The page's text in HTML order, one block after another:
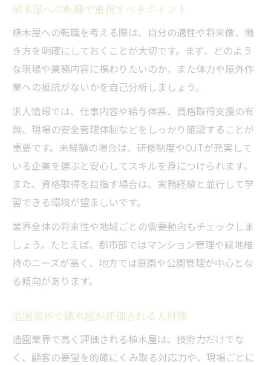
植木屋への転職で重視すべきポイント
植木屋への転職を考える際は、自分の適性や将来像、働
き方を明確にしておくことが大切です。まず、どのよう
な現場や業務内容に携わりたいのか、また体力や屋外作
業への抵抗がないかを自己分析しましょう。
求人情報では、仕事内容や給与体系、資格取得支援の有
無、現場の安全管理体制などをしっかり確認することが
重要です。未経験の場合は、研修制度やOJTが充実して
いる企業を選ぶと安心してスキルを身につけられます。
また、資格取得を目指す場合は、実務経験と並行して学
習できる環境が望ましいです。
業界全体の将来性や地域ごとの需要動向もチェックしま
しょう。たとえば、都市部ではマンション管理や緑地維
持のニーズが高く、地方では庭園や公園管理が中心とな
る傾向があります。
造園業界で植木屋が評価される人材像
造園業界で高く評価される植木屋は、技術力だけでな
く、顧客の要望を的確にくみ取る対応力や、現場ごとに